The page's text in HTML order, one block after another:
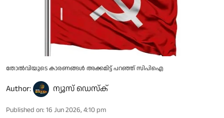
തോൽവിയുടെ കാരണങ്ങൾ അക്കമിട്ട് പറഞ്ഞ് സിപിഐ
Author: ന്യൂസ് ഡെസ്ക്
Published on: 16 Jun 2026, 4:10 pm